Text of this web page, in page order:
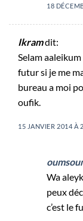
18
Ikramdit:
Selam
futur si je me
bureau a moi
oufik.
15 JANVIER 2014 À
Wa
peux
c’est le